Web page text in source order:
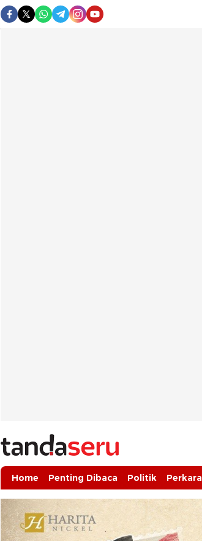
tandaseru.com | Penting Dibaca
tandaseru.com
Home Penting Dibaca Politik Perkara